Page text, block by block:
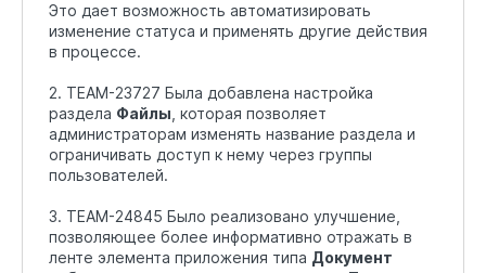
Это дает возможность автоматизировать
изменение статуса и применять другие действия
в процессе.
2. TEAM-23727 Была добавлена настройка
раздела Файлы , которая позволяет
администраторам изменять название раздела и
ограничивать доступ к нему через группы
пользователей.
3. TEAM-24845 Было реализовано улучшение,
позволяющее более информативно отражать в
ленте элемента приложения типа Документ